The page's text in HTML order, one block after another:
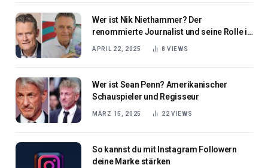
Wer ist Nik Niethammer? Der
renommierte Journalist und seine Rolle in
APRIL 22, 2025 8 VIEWS
Wer ist Sean Penn? Amerikanischer
Schauspieler und Regisseur
MÄRZ 15, 2025 22 VIEWS
So kannst du mit Instagram Followern
deine Marke stärken